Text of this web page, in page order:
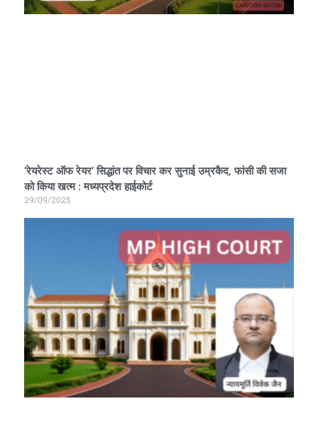
‘रेयरेस्ट ऑफ रेयर’ सिद्धांत पर विचार कर सुनाई उम्रकैद, फांसी की सजा
को किया खत्म : मध्यप्रदेश हाईकोर्ट
29/09/2025